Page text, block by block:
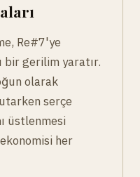
Re#7'ye
gerilim yaratır.
olarak
serçe
üstlenmesi
her